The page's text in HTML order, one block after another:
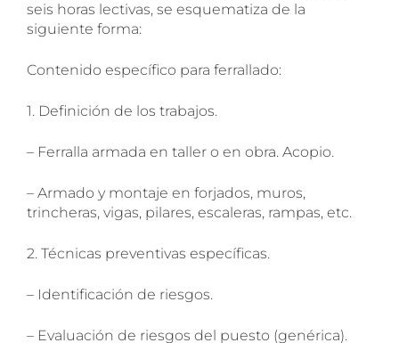
seis horas lectivas, se esquematiza de la
siguiente forma:
Contenido específico para ferrallado:
1. Definición de los trabajos.
– Ferralla armada en taller o en obra. Acopio.
– Armado y montaje en forjados, muros,
trincheras, vigas, pilares, escaleras, rampas, etc.
2. Técnicas preventivas específicas.
– Identificación de riesgos.
– Evaluación de riesgos del puesto (genérica).
Nuevo servicio de
Radiografías en Unidades
Móviles
En Euca tenemos la posibilidad de
realizar radiografías in situ en nuestras